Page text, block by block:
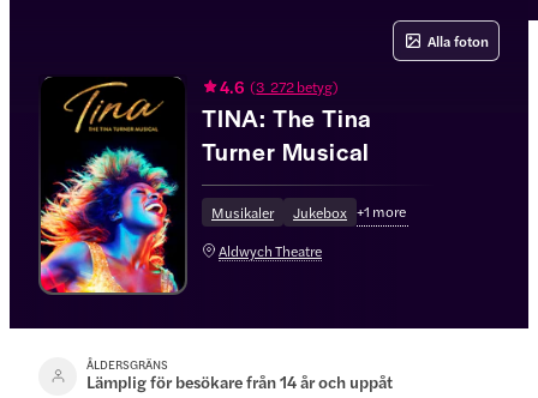
4.6 (3 272 betyg)
TINA: The Tina
Turner Musical
Musikaler Jukebox +1 more
Aldwych Theatre
Alla foton
ÅLDERSGRÄNS
Lämplig för besökare från 14 år och uppåt